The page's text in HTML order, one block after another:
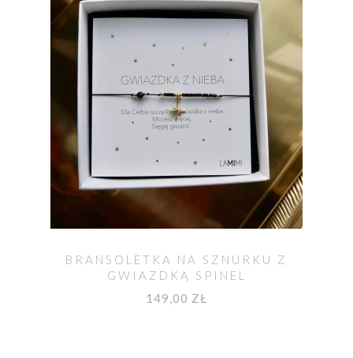
BRANSOLETKA NA SZNURKU Z
GWIAZDKĄ SPINEL
149,00 ZŁ